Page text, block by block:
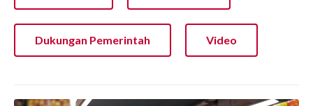
Dukungan Pemerintah Video